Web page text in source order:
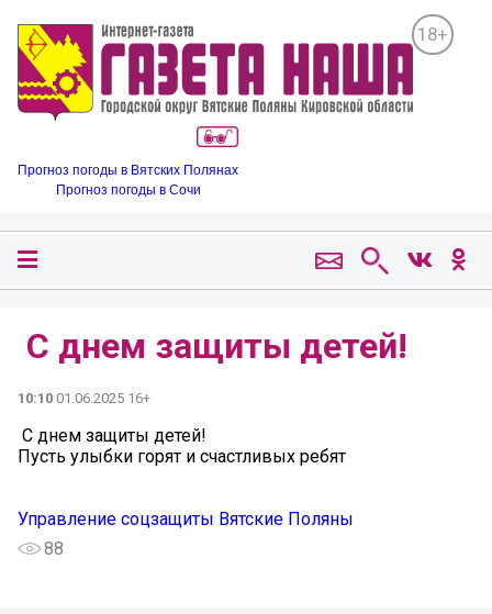
18+
Прогноз погоды в Вятских Полянах
Прогноз погоды в Сочи
️ С днем защиты детей!
10:10 01.06.2025 16+
️ С днем защиты детей!
Пусть улыбки горят и счастливых ребят
Управление соцзащиты Вятские Поляны
88